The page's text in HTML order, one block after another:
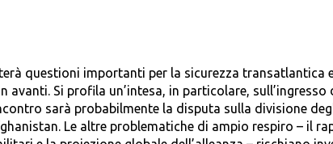
questioni importanti per la sicurezza transatlantica
Si profila un’intesa, in particolare, sull’ingresso
sarà probabilmente la disputa sulla divisione
Le altre problematiche di ampio respiro – il